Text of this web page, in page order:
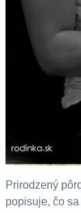
Prirodzený
popisuje, čo